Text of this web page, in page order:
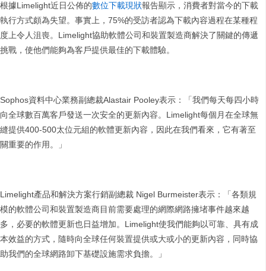
根據Limelight近日公佈的數位下載現狀報告顯示，消費者對當今的下載
執行方式頗為失望。事實上，75%的受訪者認為下載內容過程在某種程
度上令人沮喪。Limelight協助軟體公司和裝置製造商解決了關鍵的傳遞
挑戰，使他們能夠為客戶提供最佳的下載體驗。
Sophos資料中心業務副總裁Alastair Pooley表示：「我們每天每四小時
向全球數百萬客戶發送一次安全的更新內容。Limelight每個月在全球無
縫提供400-500太位元組的軟體更新內容，因此在我們看來，它有著至
關重要的作用。」
Limelight產品和解決方案行銷副總裁 Nigel Burmeister表示：「各類規
模的軟體公司和裝置製造商目前需要處理的網際網路擁堵事件越來越
多，必要的軟體更新也日益增加。Limelight使我們能夠以可靠、具有成
本效益的方式，隨時向全球任何裝置提供或大或小的更新內容，同時協
助我們的全球網路卸下基礎設施需求負擔。」